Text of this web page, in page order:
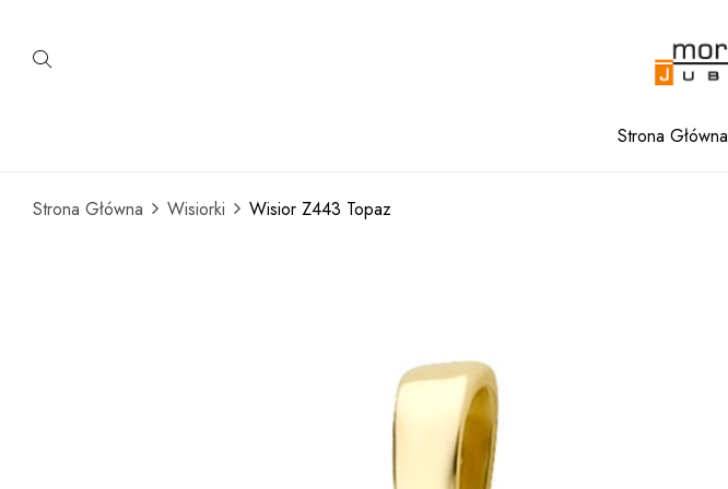
Strona Główna
Strona Główna Wisiorki Wisior Z443 Topaz